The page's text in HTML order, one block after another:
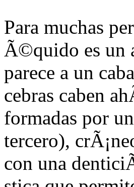
Para muchas
Ã©quido es un
parece a un
cebras caben
formadas por
tercero),
con una